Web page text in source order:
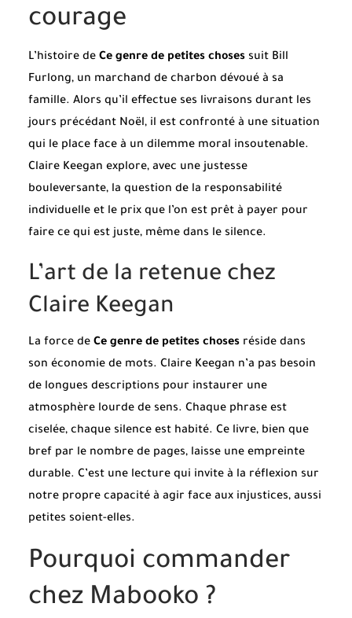
courage
L’histoire de Ce genre de petites choses suit Bill
Furlong, un marchand de charbon dévoué à sa
famille. Alors qu’il effectue ses livraisons durant les
jours précédant Noël, il est confronté à une situation
qui le place face à un dilemme moral insoutenable.
Claire Keegan explore, avec une justesse
bouleversante, la question de la responsabilité
individuelle et le prix que l’on est prêt à payer pour
faire ce qui est juste, même dans le silence.
L’art de la retenue chez
Claire Keegan
La force de Ce genre de petites choses réside dans
son économie de mots. Claire Keegan n’a pas besoin
de longues descriptions pour instaurer une
atmosphère lourde de sens. Chaque phrase est
ciselée, chaque silence est habité. Ce livre, bien que
bref par le nombre de pages, laisse une empreinte
durable. C’est une lecture qui invite à la réflexion sur
notre propre capacité à agir face aux injustices, aussi
petites soient-elles.
Pourquoi commander
chez Mabooko ?